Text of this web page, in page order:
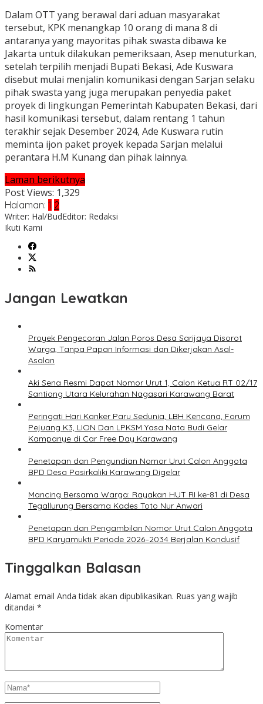
Dalam OTT yang berawal dari aduan masyarakat
tersebut, KPK menangkap 10 orang di mana 8 di
antaranya yang mayoritas pihak swasta dibawa ke
Jakarta untuk dilakukan pemeriksaan, Asep menuturkan,
setelah terpilih menjadi Bupati Bekasi, Ade Kuswara
disebut mulai menjalin komunikasi dengan Sarjan selaku
pihak swasta yang juga merupakan penyedia paket
proyek di lingkungan Pemerintah Kabupaten Bekasi, dari
hasil komunikasi tersebut, dalam rentang 1 tahun
terakhir sejak Desember 2024, Ade Kuswara rutin
meminta ijon paket proyek kepada Sarjan melalui
perantara H.M Kunang dan pihak lainnya.
Laman berikutnya
Post Views: 1,329
Halaman: 1 2
Writer: Hal/BudEditor: Redaksi
Ikuti Kami
Jangan Lewatkan
Proyek Pengecoran Jalan Poros Desa Sarijaya Disorot
Warga, Tanpa Papan Informasi dan Dikerjakan Asal-
Asalan
Aki Sena Resmi Dapat Nomor Urut 1, Calon Ketua RT 02/17
Santiong Utara Kelurahan Nagasari Karawang Barat
Peringati Hari Kanker Paru Sedunia, LBH Kencana, Forum
Pejuang K3, LION Dan LPKSM Yasa Nata Budi Gelar
Kampanye di Car Free Day Karawang
Penetapan dan Pengundian Nomor Urut Calon Anggota
BPD Desa Pasirkaliki Karawang Digelar
Mancing Bersama Warga: Rayakan HUT RI ke-81 di Desa
Tegallurung Bersama Kades Toto Nur Anwari
Penetapan dan Pengambilan Nomor Urut Calon Anggota
BPD Karyamukti Periode 2026–2034 Berjalan Kondusif
Tinggalkan Balasan
Alamat email Anda tidak akan dipublikasikan. Ruas yang wajib
ditandai *
Komentar